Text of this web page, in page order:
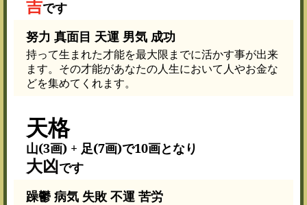
吉です
努力 真面目 天運 男気 成功
持って生まれた才能を最大限までに活かす事が出来
ます。その才能があなたの人生において人やお金な
どを集めてくれます。
天格
山(3画) + 足(7画)で10画となり
大凶です
躁鬱 病気 失敗 不運 苦労